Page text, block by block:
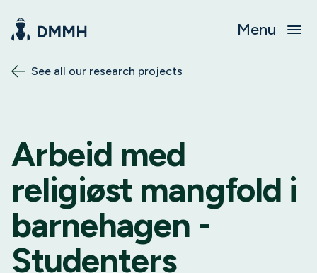
Menu
See all our research projects
Arbeid med
religiøst mangfold i
barnehagen -
Studenters